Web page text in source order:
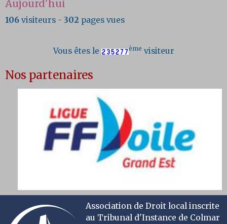
Aujourd'hui
106 visiteurs - 302 pages vues
Vous êtes le ème visiteur
Nos partenaires
Association de Droit local inscrite
au Tribunal d'Instance de Colmar